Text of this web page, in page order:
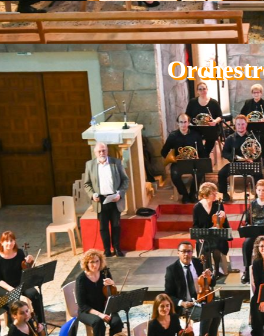
Aller au contenu